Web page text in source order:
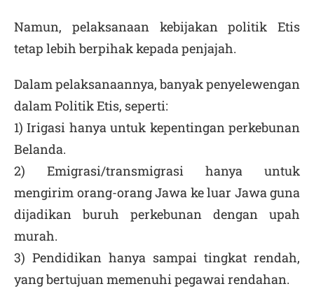
Namun, pelaksanaan kebijakan politik Etis
tetap lebih berpihak kepada penjajah.
Dalam pelaksanaannya, banyak penyelewengan
dalam Politik Etis, seperti:
1) Irigasi hanya untuk kepentingan perkebunan
Belanda.
2) Emigrasi/transmigrasi hanya untuk
mengirim orang-orang Jawa ke luar Jawa guna
dijadikan buruh perkebunan dengan upah
murah.
3) Pendidikan hanya sampai tingkat rendah,
yang bertujuan memenuhi pegawai rendahan.